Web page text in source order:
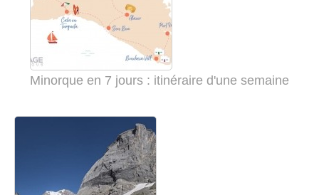
Minorque en 7 jours : itinéraire d'une semaine